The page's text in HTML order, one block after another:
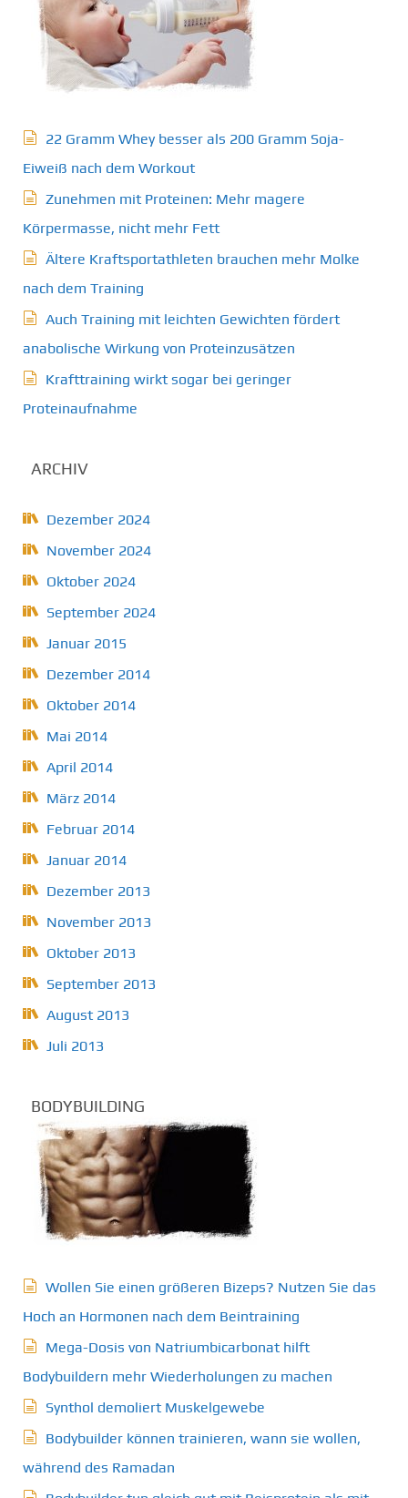
22 Gramm Whey besser als 200 Gramm Soja-
Eiweiß nach dem Workout
Zunehmen mit Proteinen: Mehr magere
Körpermasse, nicht mehr Fett
Ältere Kraftsportathleten brauchen mehr Molke
nach dem Training
Auch Training mit leichten Gewichten fördert
anabolische Wirkung von Proteinzusätzen
Krafttraining wirkt sogar bei geringer
Proteinaufnahme
ARCHIV
Dezember 2024
November 2024
Oktober 2024
September 2024
Januar 2015
Dezember 2014
Oktober 2014
Mai 2014
April 2014
März 2014
Februar 2014
Januar 2014
Dezember 2013
November 2013
Oktober 2013
September 2013
August 2013
Juli 2013
BODYBUILDING
Wollen Sie einen größeren Bizeps? Nutzen Sie das
Hoch an Hormonen nach dem Beintraining
Mega-Dosis von Natriumbicarbonat hilft
Bodybuildern mehr Wiederholungen zu machen
Synthol demoliert Muskelgewebe
Bodybuilder können trainieren, wann sie wollen,
während des Ramadan